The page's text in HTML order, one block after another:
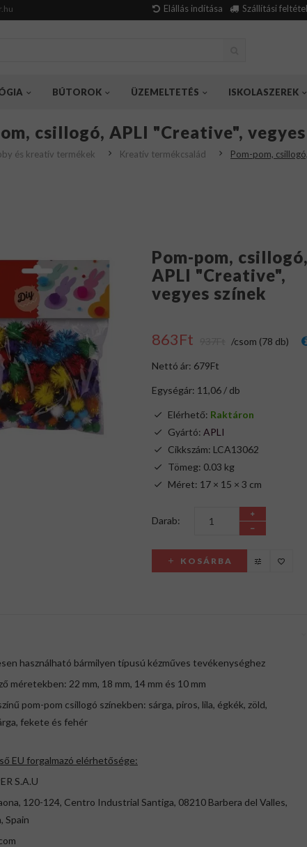
Elállás indítása Szállítási
BÚTOROK ÜZEMELTETÉS ISKOLASZEREK
csillogó, APLI "Creative",
és kreatív termékek Kreatív termékcsalád Pom-pom,
Pom-pom, csillogó,
APLI "Creative",
vegyes színek
863Ft /csom (78 db)
Nettó ár: 679Ft
Egységár: 11,06 / db
Elérhető: Raktáron
Gyártó: APLI
Cikkszám: LCA13062
Tömeg: 0.03 kg
Méret: 17 × 15 × 3 cm
Darab:
KOSÁRBA
használható bármilyen típusú kézműves tevékenységhez
méretekben: 22 mm, 18 mm, 14 mm és 10 mm
pom-pom csillogó színekben: sárga, piros, lila, égkék, zöld,
fekete és fehér
EU forgalmazó elérhetősége:
S.A.U
120-124, Centro Industrial Santiga, 08210 Barbera del Valles,
Spain